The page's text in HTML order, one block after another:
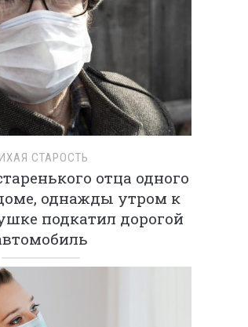
СТАРОСТЬ
отца одного
однажды утром к
подкатил дорогой